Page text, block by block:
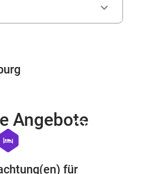
keyboard_arrow_down
Angebote
favorite_border
hotel
für